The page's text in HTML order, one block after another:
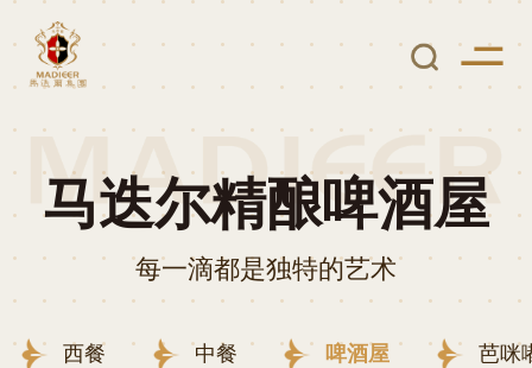
马迭尔精酿啤酒屋
每一滴都是独特的艺术
西餐 中餐 啤酒屋 芭咪